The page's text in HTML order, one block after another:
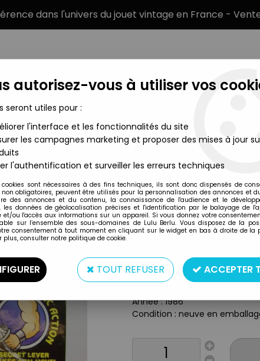
dans l'univers du jouet vintage en France -
MARQUES TYPE DE PRODUIT
Jouets LJN Thundercats (Cosmocats) - LJN (Rainbow
LJN
THUNDERCATS
- HACHIMAN
Type : figurine articulée
Matière : plastique
Année : 1986
Condition : neuve en
autorisez-vous à utiliser vos
seront utiles pour :
l'interface et les fonctionnalités du site
les campagnes marketing et proposer des mises à jour
l'authentification et surveiller les erreurs techniques
cookies sont nécessaires à des fins techniques, ils sont donc dispensés de
non obligatoires, peuvent être utilisés pour la personnalisation des annonces et
des annonces et du contenu, la connaissance de l'audience et le
les données de géolocalisation précises et l'identification par le balayage de
et/ou l'accès aux informations sur un appareil. Si vous donnez votre
sur l’ensemble des sous-domaines de Lulu Berlu. Vous disposez de la
consentement à tout moment en cliquant sur le widget en bas à droite de la
plus, consulter notre politique de cookie.
TOUT REFUSER ACCEPTER